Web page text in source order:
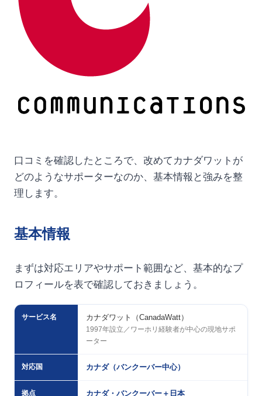
口コミを確認したところで、改めてカナダワットが
どのようなサポーターなのか、基本情報と強みを整
理します。
基本情報
まずは対応エリアやサポート範囲など、基本的なプ
ロフィールを表で確認しておきましょう。
サービス名 カナダワット（CanadaWatt）
1997年設立／ワーホリ経験者が中心の現地サポ
ーター
対応国 カナダ（バンクーバー中心）
拠点 カナダ・バンクーバー＋日本